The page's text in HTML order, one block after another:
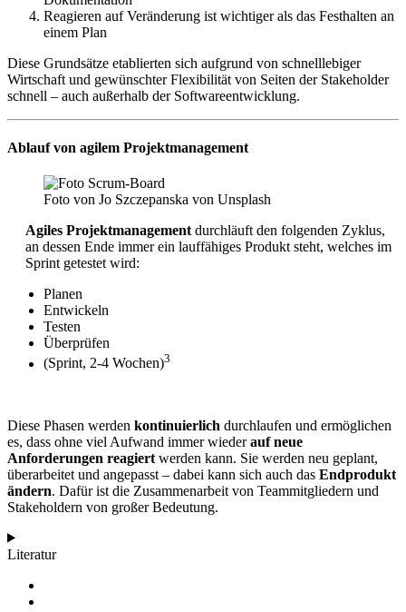
Reagieren auf Veränderung ist wichtiger als das Festhalten an
einem Plan
Diese Grundsätze etablierten sich aufgrund von schnelllebiger
Wirtschaft und gewünschter Flexibilität von Seiten der Stakeholder
schnell – auch außerhalb der Softwareentwicklung.
Ablauf von agilem Projektmanagement
Foto von Jo Szczepanska von Unsplash
Agiles Projektmanagement durchläuft den folgenden Zyklus,
an dessen Ende immer ein lauffähiges Produkt steht, welches im
Sprint getestet wird:
Planen
Entwickeln
Testen
Überprüfen
(Sprint, 2-4 Wochen)3
Diese Phasen werden kontinuierlich durchlaufen und ermöglichen
es, dass ohne viel Aufwand immer wiederauf neue
Anforderungen reagiert werden kann. Sie werden neu geplant,
überarbeitet und angepasst – dabei kann sich auch das Endprodukt
ändern. Dafür ist die Zusammenarbeit von Teammitgliedern und
Stakeholdern von großer Bedeutung.
Literatur